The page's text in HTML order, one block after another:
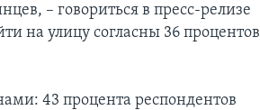
– говориться в пресс-релизе
на улицу согласны 36 процентов
43 процента респондентов